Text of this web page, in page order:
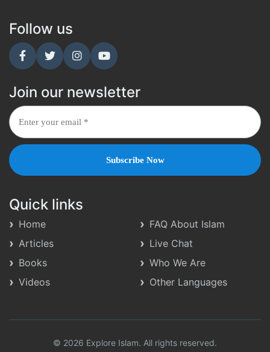
Follow us
Join our newsletter
Quick links
Home
Articles
Books
Videos
FAQ About Islam
Live Chat
Who We Are
Other Languages
© 2026 Explore Islam. All rights reserved.